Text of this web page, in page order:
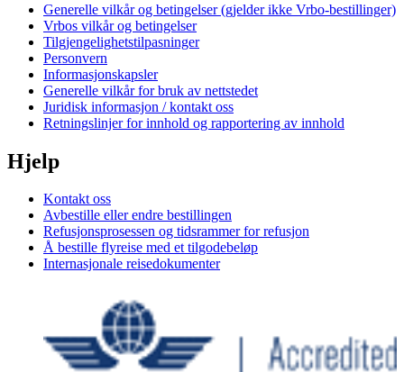
Generelle vilkår og betingelser (gjelder ikke Vrbo-bestillinger)
Vrbos vilkår og betingelser
Tilgjengelighetstilpasninger
Personvern
Informasjonskapsler
Generelle vilkår for bruk av nettstedet
Juridisk informasjon / kontakt oss
Retningslinjer for innhold og rapportering av innhold
Hjelp
Kontakt oss
Avbestille eller endre bestillingen
Refusjonsprosessen og tidsrammer for refusjon
Å bestille flyreise med et tilgodebeløp
Internasjonale reisedokumenter